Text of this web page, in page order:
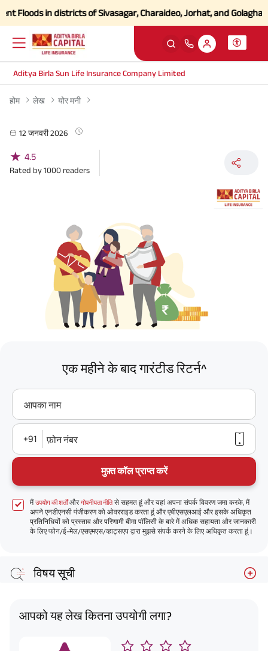
in districts of Sivasagar, Charaideo, Jorhat, and Golaghat of
Aditya Birla Sun Life Insurance Company Limited
होम लेख योर मनी
12 जनवरी 2026
★ 4.5
Rated by1000 readers
एक महीने के बाद गारंटीड रिटर्न^
आपका नाम
+91 फ़ोन नंबर
मुफ़्त कॉल प्राप्त करें
मैंउपयोग की शर्तोंऔरगोपनीयता नीतिसे सहमत हूं और यहां अपना संपर्क विवरण जमा करके, मैं
अपने एनडीएनसी पंजीकरण को ओवरराइड करता हूं और एबीएसएलआई और इसके अधिकृत
प्रतिनिधियों को प्रस्ताव और परिणामी बीमा पॉलिसी के बारे में अधिक सहायता और जानकारी
के लिए फोन/ई-मेल/एसएमएस/व्हाट्सएप द्वारा मुझसे संपर्क करने के लिए अधिकृत करता हूं।
विषय सूची
आपको यह लेख कितना उपयोगी लगा?